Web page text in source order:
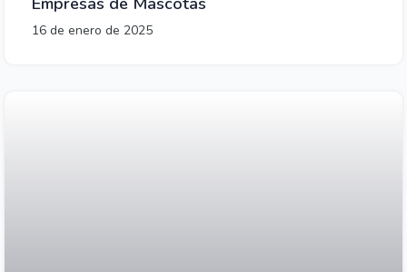
16 de enero de 2025